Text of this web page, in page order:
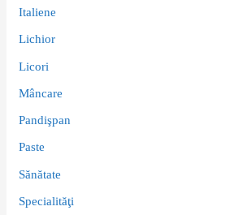
Italiene
Lichior
Licori
Mâncare
Pandişpan
Paste
Sănătate
Specialităţi